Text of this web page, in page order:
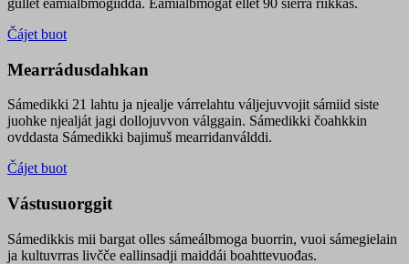
Čájet buot
Mearrádusdahkan
Sámedikki 21 lahtu ja njealje várrelahtu váljejuvvojit sámiid siste
juohke njealját jagi dollojuvvon válggain. Sámedikki čoahkkin
ovddasta Sámedikki bajimuš mearridanválddi.
Čájet buot
Vástusuorggit
Sámedikkis mii bargat olles sámeálbmoga buorrin, vuoi sámegielain
ja kultuvrras livčče eallinsadji maiddái boahttevuođas.